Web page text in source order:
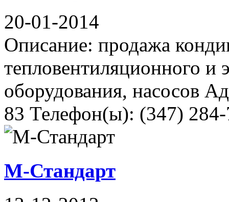
20-01-2014
Описание: продажа
тепловентиляционного и
оборудования, насосов
83 Телефон(ы): (347)
М-Стандарт